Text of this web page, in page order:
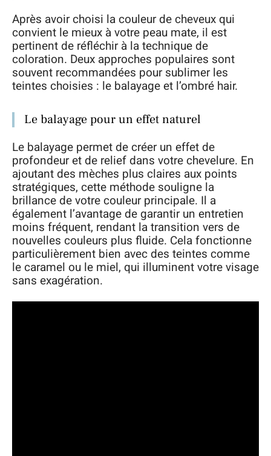
Après avoir choisi la couleur de cheveux qui
convient le mieux à votre peau mate, il est
pertinent de réfléchir à la technique de
coloration. Deux approches populaires sont
souvent recommandées pour sublimer les
teintes choisies : le balayage et l’ombré hair.
Le balayage pour un effet naturel
Le balayage permet de créer un effet de
profondeur et de relief dans votre chevelure. En
ajoutant des mèches plus claires aux points
stratégiques, cette méthode souligne la
brillance de votre couleur principale. Il a
également l’avantage de garantir un entretien
moins fréquent, rendant la transition vers de
nouvelles couleurs plus fluide. Cela fonctionne
particulièrement bien avec des teintes comme
le caramel ou le miel, qui illuminent votre visage
sans exagération.